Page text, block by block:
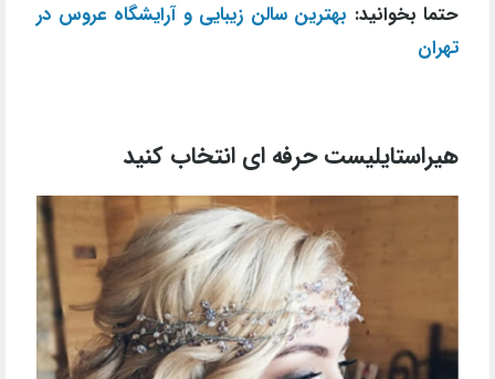
حتما بخوانید: بهترین سالن زیبایی و آرایشگاه عروس در
تهران
هیراستایلیست حرفه ای انتخاب کنید